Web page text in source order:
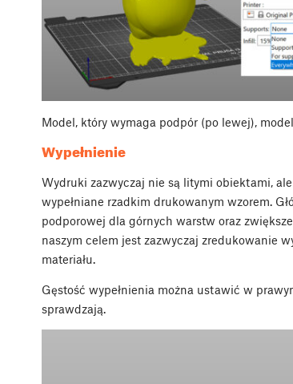
Model, który wymaga podpór (po lewej),
Wypełnienie
Wydruki zazwyczaj nie są litymi obiektami,
wypełniane rzadkim drukowanym wzorem.
podporowej dla górnych warstw oraz
naszym celem jest zazwyczaj zredukowanie
materiału.
Gęstość wypełnienia można ustawić w
sprawdzają.